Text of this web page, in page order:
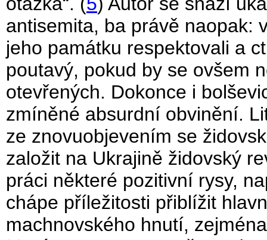
antisemita, ba právě naopak:
jeho památku respektovali a
poutavý, pokud by se ovšem
otevřených. Dokonce i
zmíněné absurdní obvinění.
ze znovuobjevením se
založit na Ukrajině židovský
práci některé pozitivní rysy,
chápe příležitosti přiblížit
machnovského hnutí,